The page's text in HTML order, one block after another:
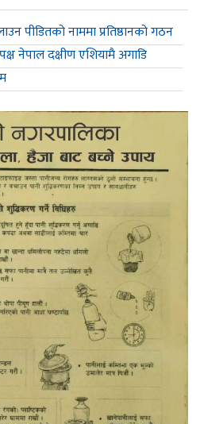
पीडितको नाममा प्रतिष्ठानको गठन
नेपाल दक्षीण एशियामै अगाडि